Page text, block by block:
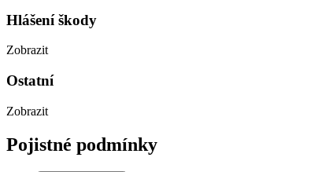
Hlášení škody
Zobrazit
Ostatní
Zobrazit
Pojistné podmínky